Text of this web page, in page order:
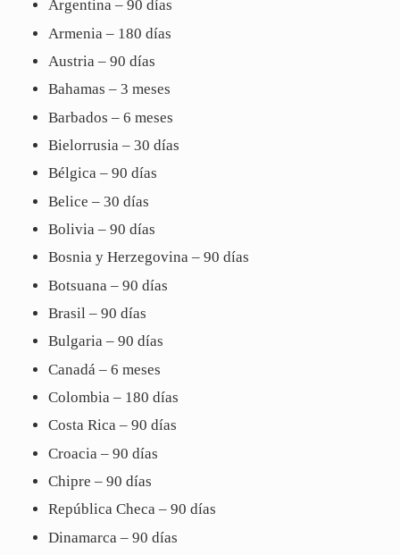
Argentina – 90 días
Armenia – 180 días
Austria – 90 días
Bahamas – 3 meses
Barbados – 6 meses
Bielorrusia – 30 días
Bélgica – 90 días
Belice – 30 días
Bolivia – 90 días
Bosnia y Herzegovina – 90 días
Botsuana – 90 días
Brasil – 90 días
Bulgaria – 90 días
Canadá – 6 meses
Colombia – 180 días
Costa Rica – 90 días
Croacia – 90 días
Chipre – 90 días
República Checa – 90 días
Dinamarca – 90 días